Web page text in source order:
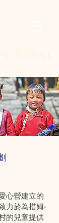
心營建立的
力於為措姆-
的兒童提供